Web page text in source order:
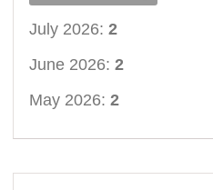
July 2026:2
June 2026:2
May 2026:2